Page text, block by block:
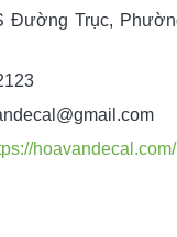
Đường Trục,
hoavandecal.com/